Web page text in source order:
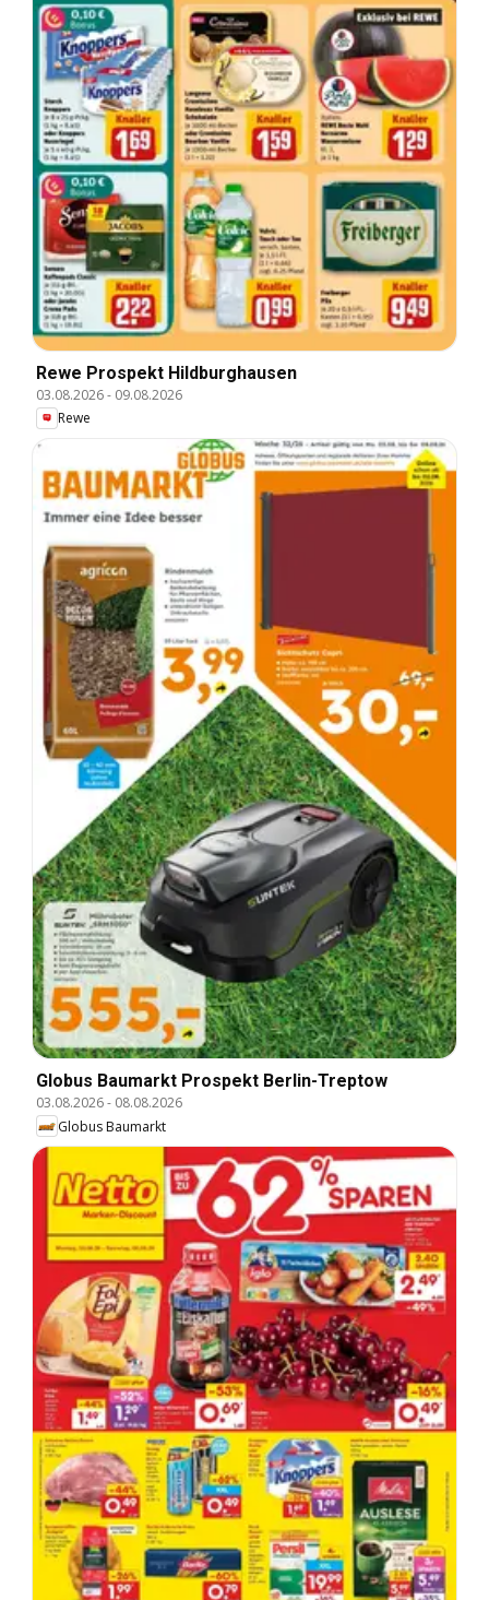
Rewe Prospekt Hildburghausen
03.08.2026- 09.08.2026
Rewe
Globus Baumarkt Prospekt Berlin-Treptow
03.08.2026- 08.08.2026
Globus Baumarkt